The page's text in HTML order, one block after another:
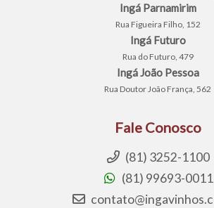
Ingá Parnamirim
Rua Figueira Filho, 152
Ingá Futuro
Rua do Futuro, 479
Ingá João Pessoa
Rua Doutor João França, 562
Fale Conosco
(81) 3252-1100
(81) 99693-0011